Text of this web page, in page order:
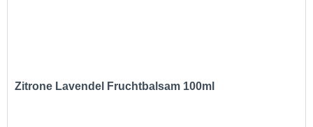
Zitrone Lavendel Fruchtbalsam 100ml